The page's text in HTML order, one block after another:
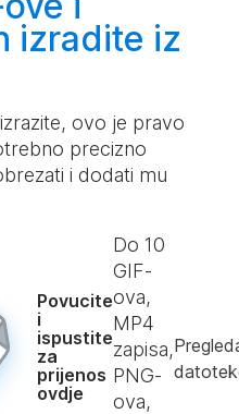
izradite iz
ovo je pravo
precizno
i dodati mu
Povucite
i
ispustite
za
prijenos
ovdje
Do 10
GIF-
ova,
MP4
zapisa,
PNG-
ova,